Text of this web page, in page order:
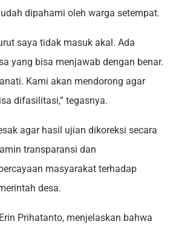
dipahami oleh warga setempat.
saya tidak masuk akal. Ada
yang bisa menjawab dengan benar.
Kami akan mendorong agar
difasilitasi,” tegasnya.
agar hasil ujian dikoreksi secara
transparansi dan
masyarakat terhadap
desa.
Prihatanto, menjelaskan bahwa